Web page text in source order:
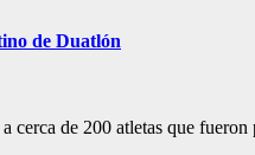
de Duatlón
cerca de 200 atletas que